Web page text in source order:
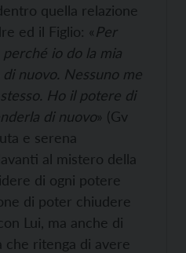
quella relazione
ed il Figlio: «Per
io do la mia
nuovo. Nessuno me
Ho il potere di
di nuovo» (Gv
e serena
al mistero della
di ogni potere
di poter chiudere
Lui, ma anche di
che ritenga di avere